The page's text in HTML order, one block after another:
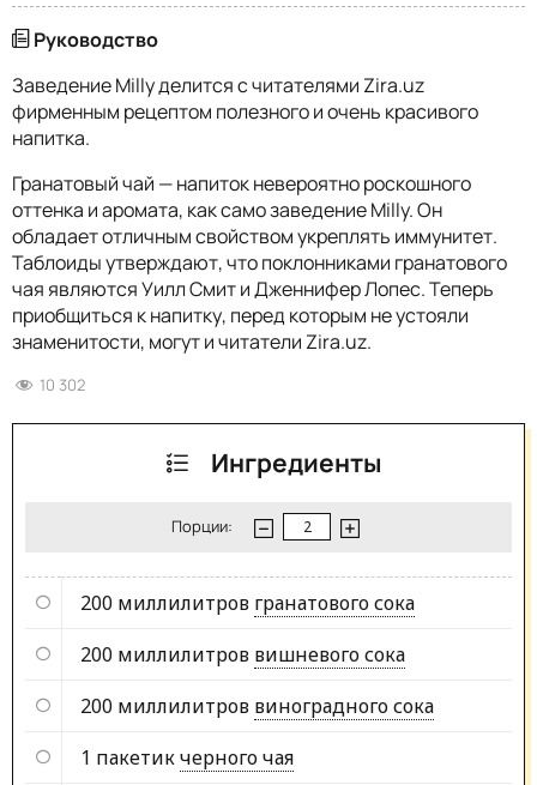
Руководство
Заведение Milly делится с читателями Zira.uz
фирменным рецептом полезного и очень красивого
напитка.
Гранатовый чай — напиток невероятно роскошного
оттенка и аромата, как само заведение Milly. Он
обладает отличным свойством укреплять иммунитет.
Таблоиды утверждают, что поклонниками гранатового
чая являются Уилл Смит и Дженнифер Лопес. Теперь
приобщиться к напитку, перед которым не устояли
знаменитости, могут и читатели Zira.uz.
10 302
Ингредиенты
Порции:
200 миллилитров гранатового сока
200 миллилитров вишневого сока
200 миллилитров виноградного сока
1 пакетикчерного чая